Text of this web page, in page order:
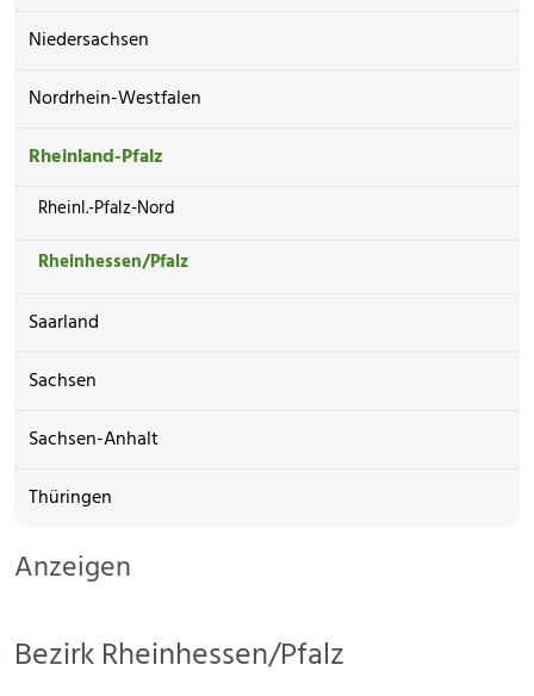
Niedersachsen
Nordrhein-Westfalen
Rheinland-Pfalz
Rheinl.-Pfalz-Nord
Rheinhessen/Pfalz
Saarland
Sachsen
Sachsen-Anhalt
Thüringen
Anzeigen
Bezirk Rheinhessen/Pfalz